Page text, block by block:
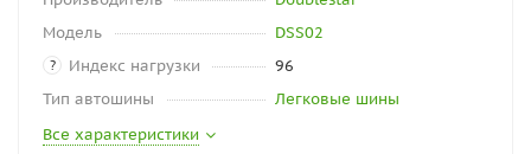
Модель
DSS02
? Индекс нагрузки
96
Тип автошины
Легковые шины
Все характеристики